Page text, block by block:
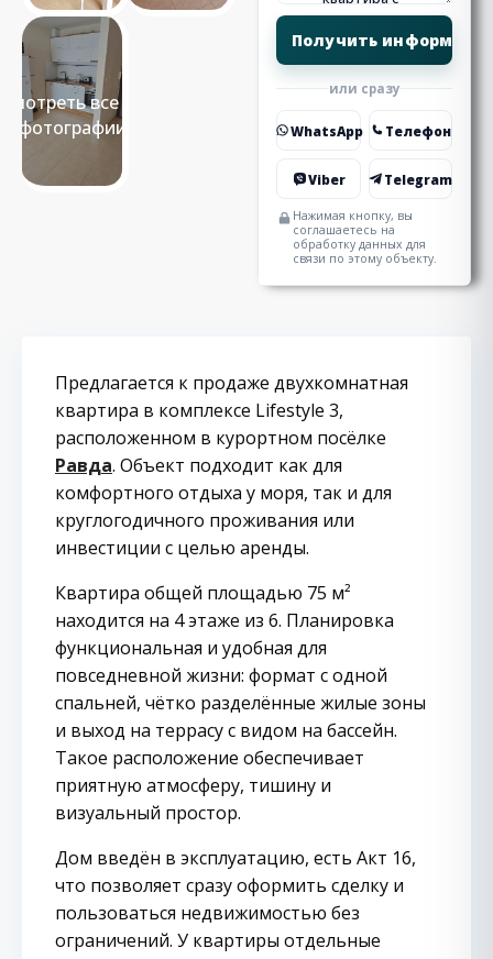
Смотреть все 18
фотографии
или сразу
WhatsApp Телефон
Viber Telegram
Нажимая кнопку, вы
соглашаетесь на
обработку данных для
связи по этому объекту.
Предлагается к продаже двухкомнатная
квартира в комплексе Lifestyle 3,
расположенном в курортном посёлке
Равда. Объект подходит как для
комфортного отдыха у моря, так и для
круглогодичного проживания или
инвестиции с целью аренды.
Квартира общей площадью 75 м²
находится на 4 этаже из 6. Планировка
функциональная и удобная для
повседневной жизни: формат с одной
спальней, чётко разделённые жилые зоны
и выход на террасу с видом на бассейн.
Такое расположение обеспечивает
приятную атмосферу, тишину и
визуальный простор.
Дом введён в эксплуатацию, есть Акт 16,
что позволяет сразу оформить сделку и
пользоваться недвижимостью без
ограничений. У квартиры отдельные